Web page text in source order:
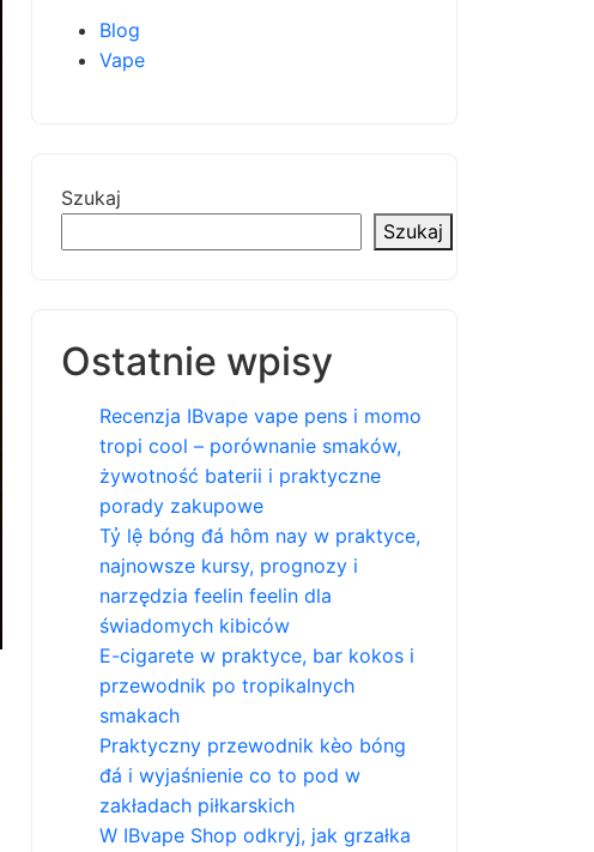
Blog
Vape
Szukaj
Szukaj
Ostatnie wpisy
Recenzja IBvape vape pens i momo
tropi cool – porównanie smaków,
żywotność baterii i praktyczne
porady zakupowe
Tỷ lệ bóng đá hôm nay w praktyce,
najnowsze kursy, prognozy i
narzędzia feelin feelin dla
świadomych kibiców
E-cigarete w praktyce, bar kokos i
przewodnik po tropikalnych
smakach
Praktyczny przewodnik kèo bóng
đá i wyjaśnienie co to pod w
zakładach piłkarskich
W IBvape Shop odkryj, jak grzałka